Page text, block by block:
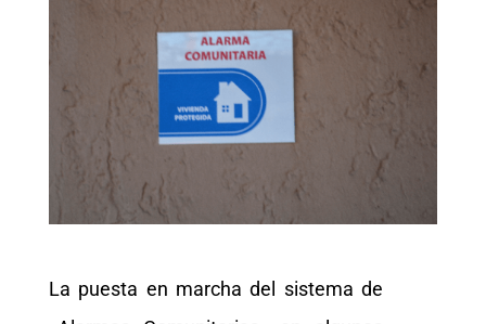
La puesta en marcha del sistema de